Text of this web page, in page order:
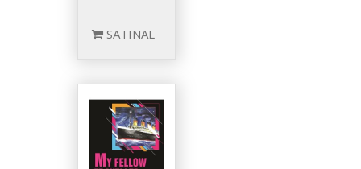
SATINAL